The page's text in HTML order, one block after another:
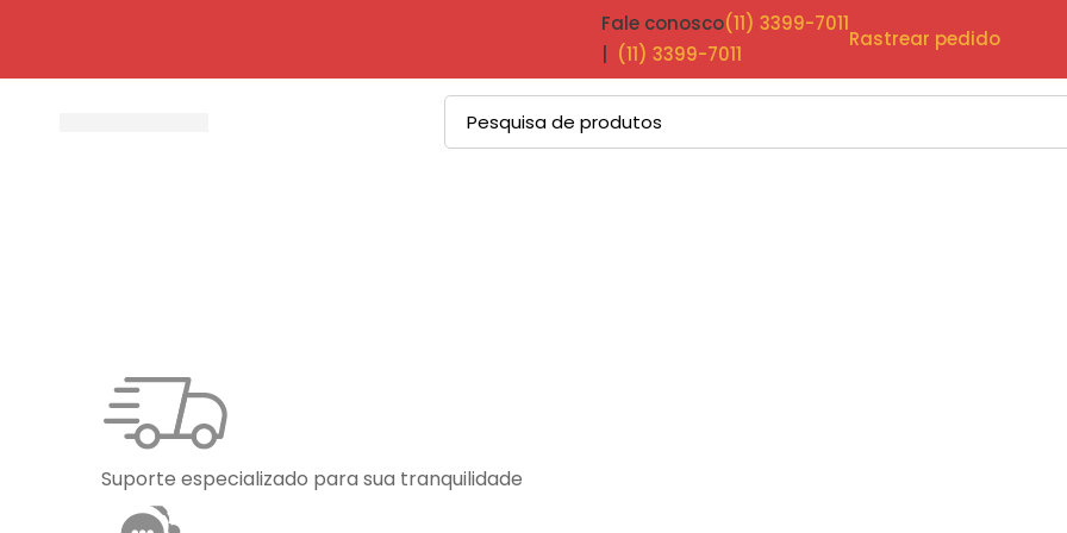
Fale conosco(11) 3399-7011
(11) 3399-7011
Rastrear pedido
Procurar
por:
Suporte especializado para sua tranquilidade